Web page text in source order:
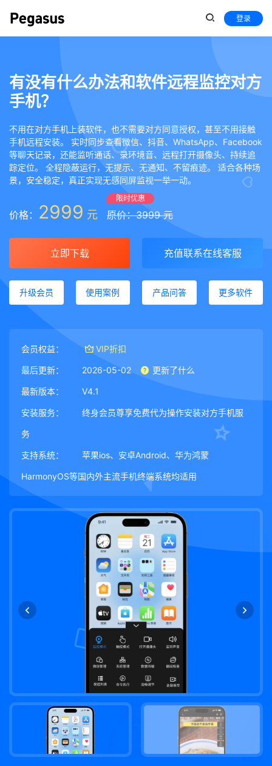
登录
有没有什么办法和软件远程监控对方
手机？
不用在对方手机上装软件，也不需要对方同意授权，甚至不用接触
手机远程安装。 实时同步查看微信、抖音、WhatsApp、Facebook
等聊天记录，还能监听通话、录环境音、远程打开摄像头、持续追
踪定位。 全程隐蔽运行，无提示、无通知、不留痕迹。 适合各种场
景，安全稳定，真正实现无感同屏监视一举一动。
价格： 2999 元
限时优惠
原价：3999 元
立即下载 充值联系在线客服
升级会员 使用案例 产品问答 更多软件
会员权益： VIP折扣
最后更新： 2026-05-02 更新了什么
最新版本： V4.1
安装服务： 终身会员尊享免费代为操作安装对方手机服
务
支持系统： 苹果ios、安卓Android、华为鸿蒙
HarmonyOS等国内外主流手机终端系统均适用